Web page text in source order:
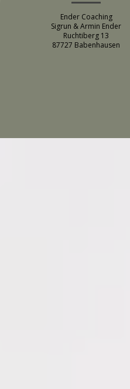
Ender Coaching
Sigrun & Armin Ender
Ruchtiberg 13
87727 Babenhausen